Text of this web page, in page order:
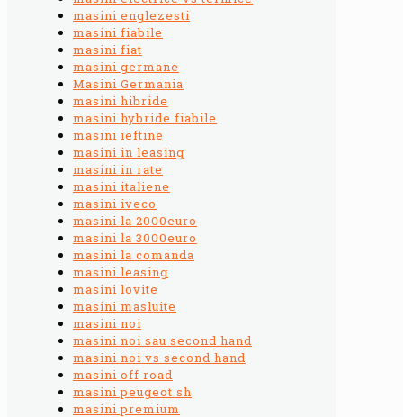
masini englezesti
masini fiabile
masini fiat
masini germane
Masini Germania
masini hibride
masini hybride fiabile
masini ieftine
masini in leasing
masini in rate
masini italiene
masini iveco
masini la 2000euro
masini la 3000euro
masini la comanda
masini leasing
masini lovite
masini masluite
masini noi
masini noi sau second hand
masini noi vs second hand
masini off road
masini peugeot sh
masini premium